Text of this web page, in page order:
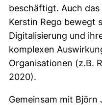
beschäftigt. Auch
Kerstin Rego bewegt
Digitalisierung und
komplexen
Organisationen (z.B.
2020).
Gemeinsam mit